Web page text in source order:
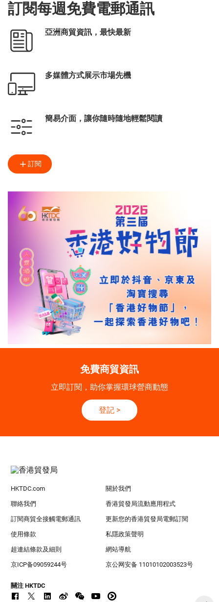
訂閱每週免費電郵通訊
亞洲商貿資訊，最快最新
多媒體方式展示市場先機
簡易介面，讓你隨時隨地輕鬆閱讀
訂閱
免費商貿資訊
立即訂閱，助你掌握環球營商動態
登記 >
HKTDC.com 關於我們
聯絡我們 香港貿發局流動應用程式
訂閱商貿全接觸電郵通訊 更新您的香港貿發局電郵訂閱
使用條款 私隱政策聲明
超連結條款及細則 網站導航
京ICP备09059244号 京公网安备 11010102003523号
關注 HKTDC